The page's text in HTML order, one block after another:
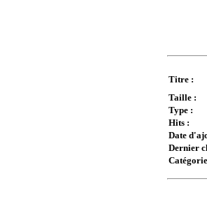
Titre :
Taille :
Type :
Hits :
Date
Dernier